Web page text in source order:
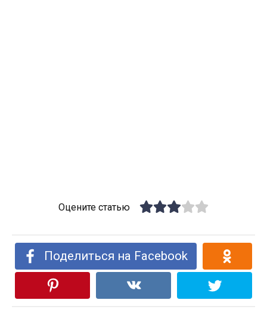
Оцените статью
Поделиться на Facebook